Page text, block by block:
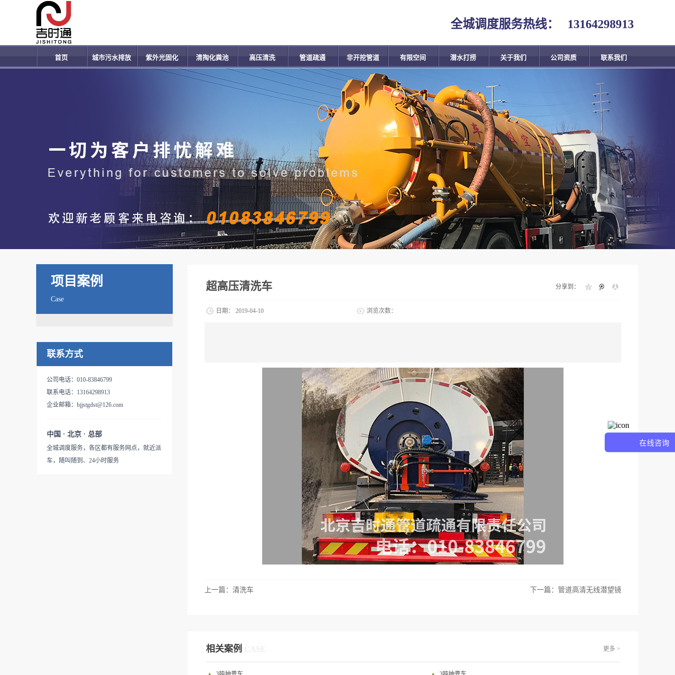
全城调度服务热线： 13164298913
首页 城市污水排放 紫外光固化 清掏化粪池 高压清洗 管道疏通 非开挖管道 有限空间 潜水打捞 关于我们 公司资质 联系我们
项目案例
Case
联系方式
公司电话：010-83846799
联系电话：13164298913
企业邮箱：bjjstgdst@126.com
中国 · 北京 · 总部
全城调度服务，各区都有服务网点，就近派
车，随叫随到、24小时服务
超高压清洗车
日期： 2019-04-10 浏览次数：
分享到：
上一篇： 清洗车 下一篇： 管道高清无线潜望镜
相关案例 CASE 更多 >
在线咨询